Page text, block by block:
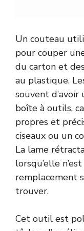
Un couteau
pour couper
du carton et
au plastique.
souvent
boîte à outils,
propres et
ciseaux ou un
La lame
lorsqu’elle
remplacement
trouver.
Cet outil est